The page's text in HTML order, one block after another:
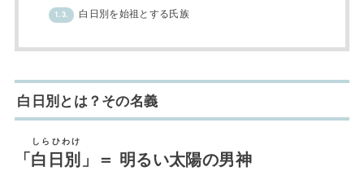
1.3. 白日別を始祖とする氏族
白日別とは？その名義
「白日別
しらひわけ
」＝ 明るい太陽の男神